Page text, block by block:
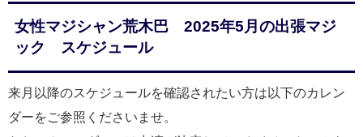
女性マジシャン荒木巴 2025年5月の出張マジ
ック スケジュール
来月以降のスケジュールを確認されたい方は以下のカレン
ダーをご参照くださいませ。